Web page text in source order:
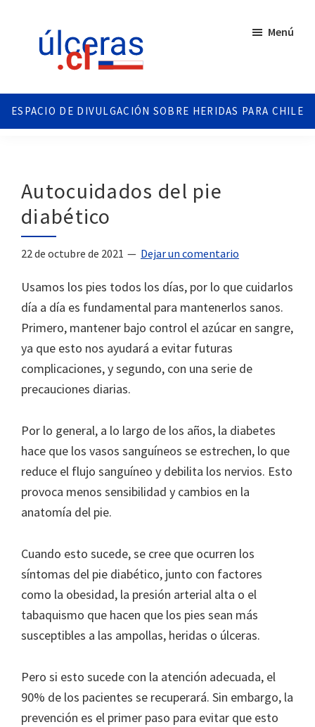
contenido
página
Chile
Espacio
Edición
Chile.
Menú
Autocuidados del pie
diabético
22 de octubre de 2021 Dejar un comentario
Usamos los pies todos los días, por lo que cuidarlos
día a día es fundamental para mantenerlos sanos.
Primero, mantener bajo control el azúcar en sangre,
ya que esto nos ayudará a evitar futuras
complicaciones, y segundo, con una serie de
precauciones diarias.
Por lo general, a lo largo de los años, la diabetes
hace que los vasos sanguíneos se estrechen, lo que
reduce el flujo sanguíneo y debilita los nervios. Esto
provoca menos sensibilidad y cambios en la
anatomía del pie.
Cuando esto sucede, se cree que ocurren los
síntomas del pie diabético, junto con factores
como la obesidad, la presión arterial alta o el
tabaquismo que hacen que los pies sean más
susceptibles a las ampollas, heridas o úlceras.
Pero si esto sucede con la atención adecuada, el
90% de los pacientes se recuperará. Sin embargo, la
prevención es el primer paso para evitar que esto